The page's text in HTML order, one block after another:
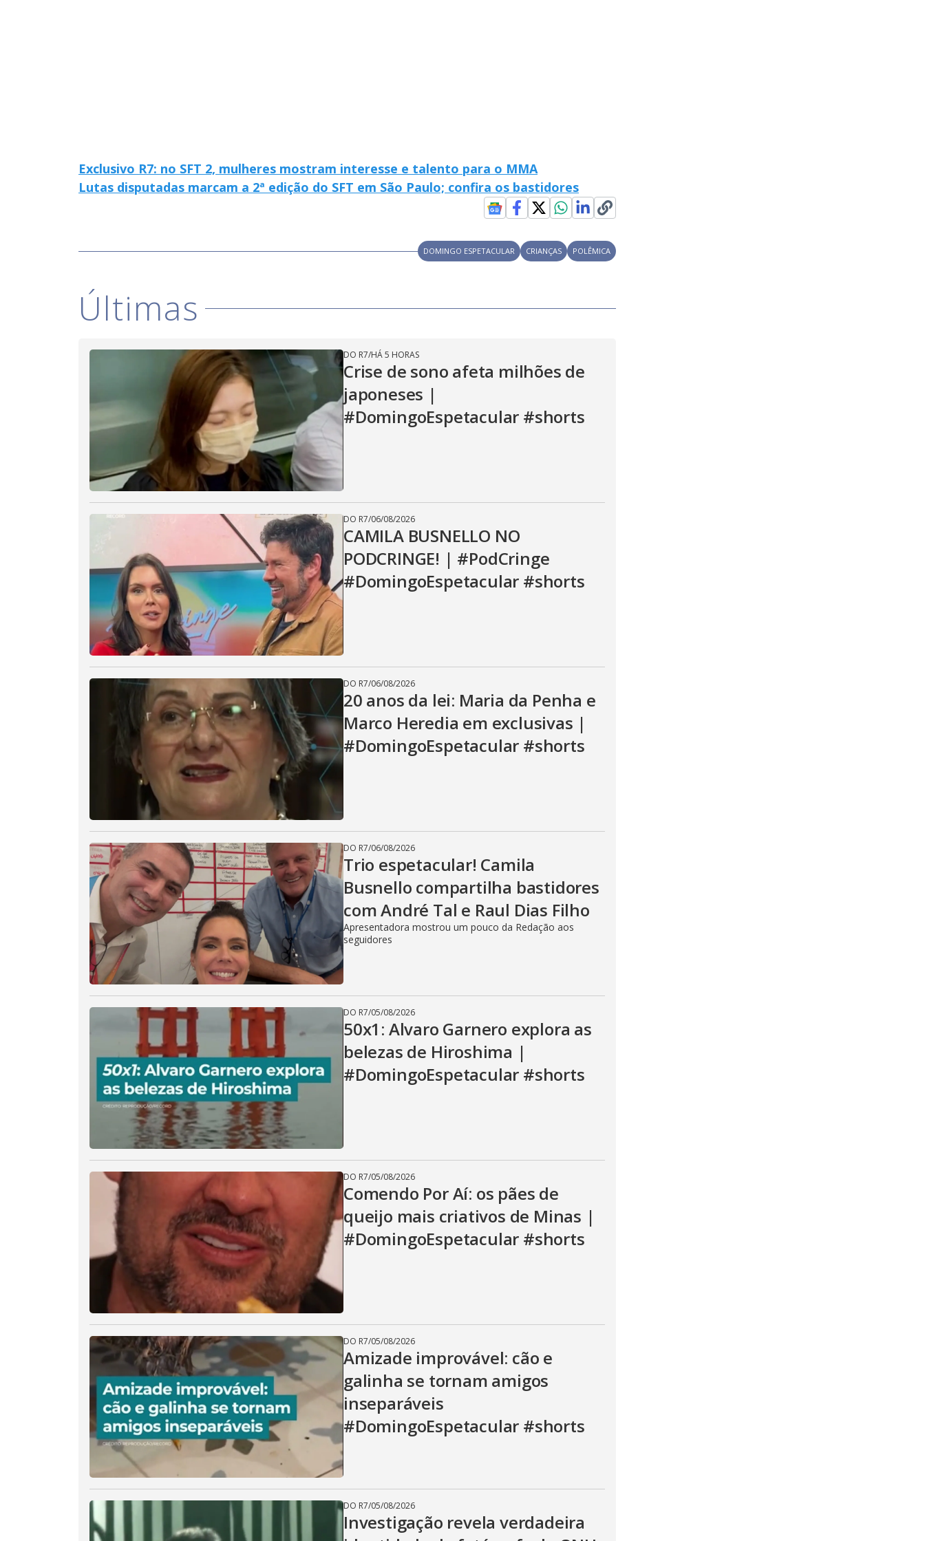
d
e
o
Exclusivo R7: no SFT 2, mulheres mostram interesse e talento para o MMA
Lutas disputadas marcam a 2ª edição do SFT em São Paulo; confira os bastidores
DOMINGO ESPETACULAR CRIANÇAS POLÊMICA
Últimas
DO R7/HÁ 5 HORAS
Crise de sono afeta milhões de
japoneses |
#DomingoEspetacular #shorts
DO R7/06/08/2026
CAMILA BUSNELLO NO
PODCRINGE! | #PodCringe
#DomingoEspetacular #shorts
DO R7/06/08/2026
20 anos da lei: Maria da Penha e
Marco Heredia em exclusivas |
#DomingoEspetacular #shorts
DO R7/06/08/2026
Trio espetacular! Camila
Busnello compartilha bastidores
com André Tal e Raul Dias Filho
Apresentadora mostrou um pouco da Redação aos
seguidores
DO R7/05/08/2026
50x1: Alvaro Garnero explora as
belezas de Hiroshima |
#DomingoEspetacular #shorts
DO R7/05/08/2026
Comendo Por Aí: os pães de
queijo mais criativos de Minas |
#DomingoEspetacular #shorts
DO R7/05/08/2026
Amizade improvável: cão e
galinha se tornam amigos
inseparáveis
#DomingoEspetacular #shorts
DO R7/05/08/2026
Investigação revela verdadeira